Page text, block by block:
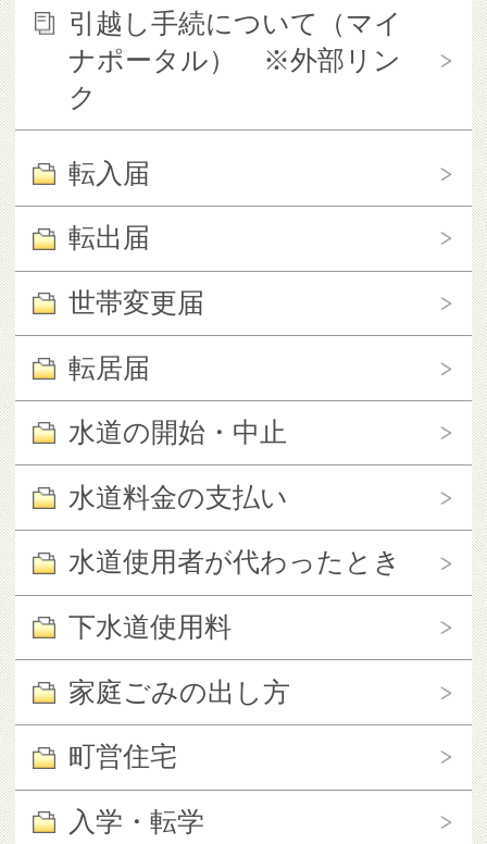
引越し手続について（マイ
ナポータル） ※外部リン
ク
転入届
転出届
世帯変更届
転居届
水道の開始・中止
水道料金の支払い
水道使用者が代わったとき
下水道使用料
家庭ごみの出し方
町営住宅
入学・転学